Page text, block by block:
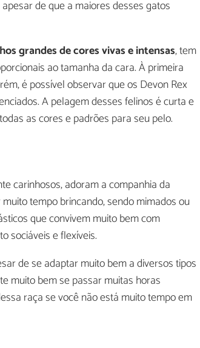
de que a maiores desses gatos
grandes de cores vivas e intensas, tem
ao tamanha da cara. À primeira
é possível observar que os Devon Rex
A pelagem desses felinos é curta e
as cores e padrões para seu pelo.
carinhosos, adoram a companhia da
tempo brincando, sendo mimados ou
que convivem muito bem com
sociáveis e flexíveis.
de se adaptar muito bem a diversos tipos
muito bem se passar muitas horas
raça se você não está muito tempo em